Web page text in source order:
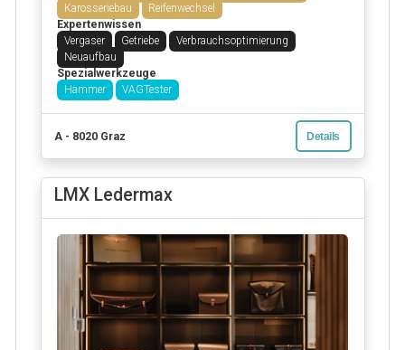
Karosseriebau
Reifenwechsel
Expertenwissen
Vergaser
Getriebe
Verbrauchsoptimierung
Neuaufbau
Spezialwerkzeuge
Hammer
VAGTester
A - 8020 Graz Details
LMX Ledermax